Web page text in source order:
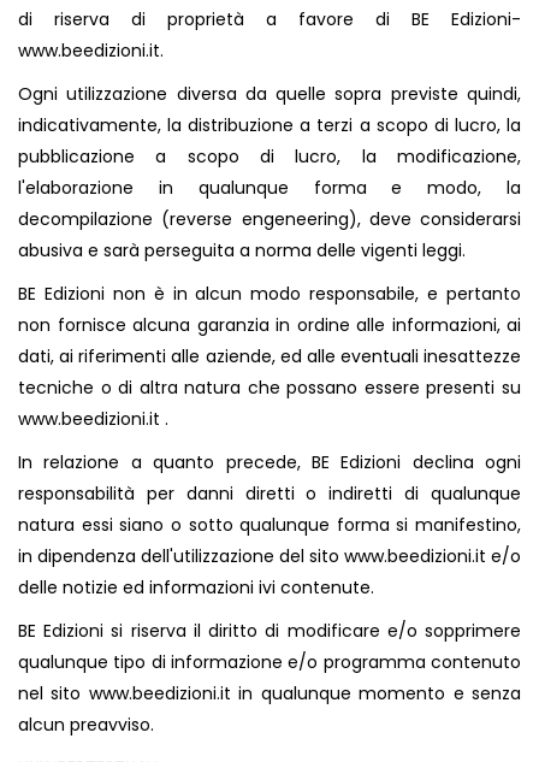
di riserva di proprietà a favore di BE Edizioni-
www.beedizioni.it.
Ogni utilizzazione diversa da quelle sopra previste quindi,
indicativamente, la distribuzione a terzi a scopo di lucro, la
pubblicazione a scopo di lucro, la modificazione,
l'elaborazione in qualunque forma e modo, la
decompilazione (reverse engeneering), deve considerarsi
abusiva e sarà perseguita a norma delle vigenti leggi.
BE Edizioni non è in alcun modo responsabile, e pertanto
non fornisce alcuna garanzia in ordine alle informazioni, ai
dati, ai riferimenti alle aziende, ed alle eventuali inesattezze
tecniche o di altra natura che possano essere presenti su
www.beedizioni.it .
In relazione a quanto precede, BE Edizioni declina ogni
responsabilità per danni diretti o indiretti di qualunque
natura essi siano o sotto qualunque forma si manifestino,
in dipendenza dell'utilizzazione del sito www.beedizioni.it e/o
delle notizie ed informazioni ivi contenute.
BE Edizioni si riserva il diritto di modificare e/o sopprimere
qualunque tipo di informazione e/o programma contenuto
nel sito www.beedizioni.it in qualunque momento e senza
alcun preavviso.